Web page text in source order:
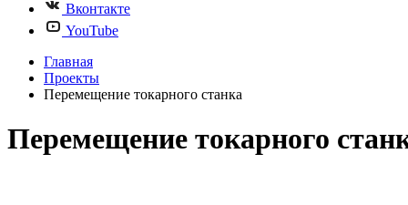
Вконтакте
YouTube
Главная
Проекты
Перемещение токарного станка
Перемещение токарного